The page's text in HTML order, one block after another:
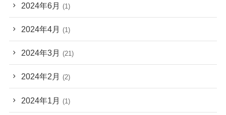
2024年6月 (1)
2024年4月 (1)
2024年3月 (21)
2024年2月 (2)
2024年1月 (1)